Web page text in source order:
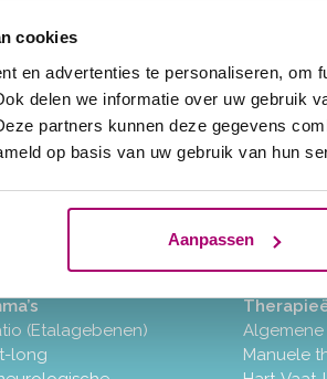
cookies
en advertenties te personaliseren, om
delen we informatie over uw gebruik
partners kunnen deze gegevens
op basis van uw gebruik van hun
Aanpassen
uw (chronische) klachten
de oplossing! Meer
(Etalagebenen)
long
Manuele